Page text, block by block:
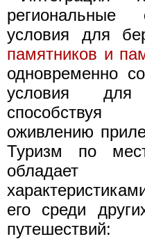
региональные
условия для
памятников и
одновременно
условия
способствуя
оживлению
Туризм по
обладает
его среди
путешествий: